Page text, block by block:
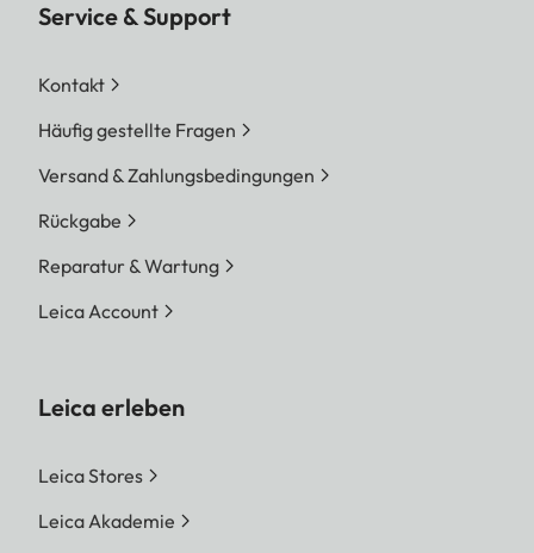
Service & Support
Kontakt
Häufig gestellte Fragen
Versand & Zahlungsbedingungen
Rückgabe
Reparatur & Wartung
Leica Account
Leica erleben
Leica Stores
Leica Akademie